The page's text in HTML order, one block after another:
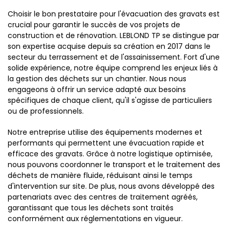
Choisir le bon prestataire pour l'évacuation des gravats est
crucial pour garantir le succès de vos projets de
construction et de rénovation. LEBLOND TP se distingue par
son expertise acquise depuis sa création en 2017 dans le
secteur du terrassement et de l'assainissement. Fort d'une
solide expérience, notre équipe comprend les enjeux liés à
la gestion des déchets sur un chantier. Nous nous
engageons à offrir un service adapté aux besoins
spécifiques de chaque client, qu'il s'agisse de particuliers
ou de professionnels.
Notre entreprise utilise des équipements modernes et
performants qui permettent une évacuation rapide et
efficace des gravats. Grâce à notre logistique optimisée,
nous pouvons coordonner le transport et le traitement des
déchets de manière fluide, réduisant ainsi le temps
d'intervention sur site. De plus, nous avons développé des
partenariats avec des centres de traitement agréés,
garantissant que tous les déchets sont traités
conformément aux réglementations en vigueur.